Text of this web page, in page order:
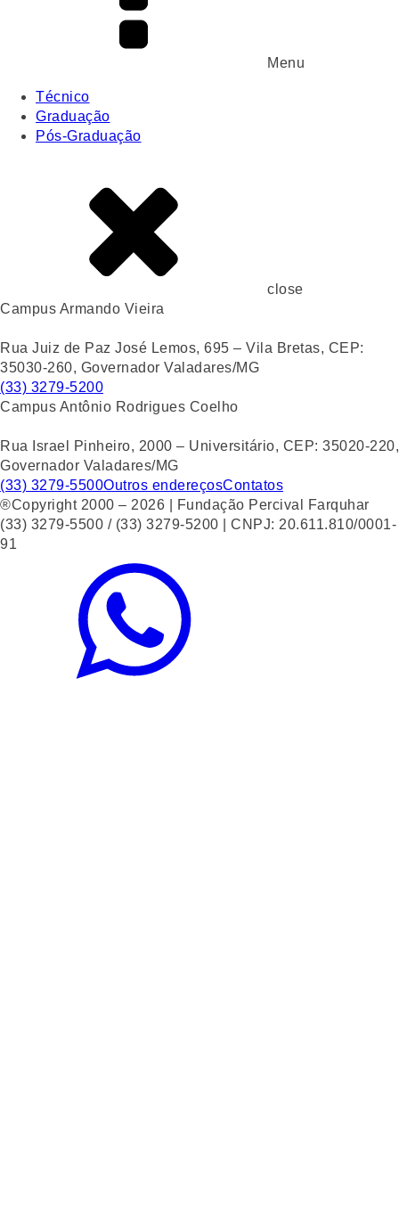
Menu
Técnico
Graduação
Pós-Graduação
close
Campus Armando Vieira
Rua Juiz de Paz José Lemos, 695 – Vila Bretas, CEP:
35030-260, Governador Valadares/MG
(33) 3279-5200
Campus Antônio Rodrigues Coelho
Rua Israel Pinheiro, 2000 – Universitário, CEP: 35020-220,
Governador Valadares/MG
(33) 3279-5500Outros endereçosContatos
®Copyright 2000 – 2026 | Fundação Percival Farquhar
(33) 3279-5500 / (33) 3279-5200 | CNPJ: 20.611.810/0001-
91